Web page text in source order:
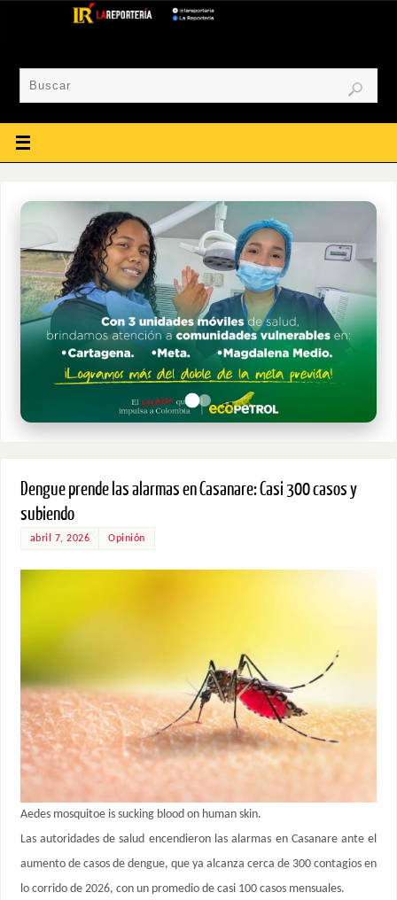
Dengue prende las alarmas en Casanare: Casi 300 casos y
subiendo
abril 7, 2026 Opinión
Aedes mosquitoe is sucking blood on human skin.
Las autoridades de salud encendieron las alarmas en Casanare ante el
aumento de casos de dengue, que ya alcanza cerca de 300 contagios en
lo corrido de 2026, con un promedio de casi 100 casos mensuales.